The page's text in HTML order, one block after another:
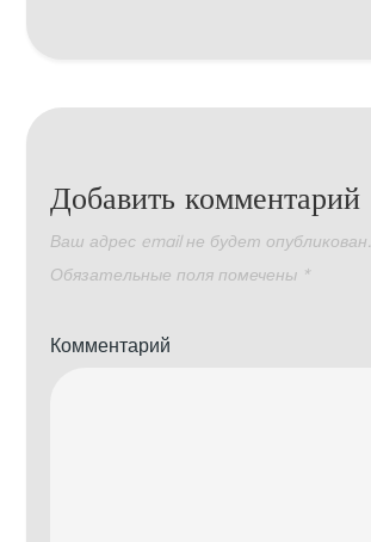
Добавить комментарий
Ваш адрес email не будет опубликован.
Обязательные поля помечены *
Комментарий